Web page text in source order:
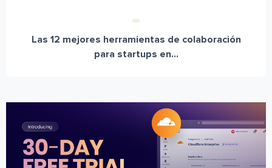
Las 12 mejores herramientas de colaboración
para startups en...